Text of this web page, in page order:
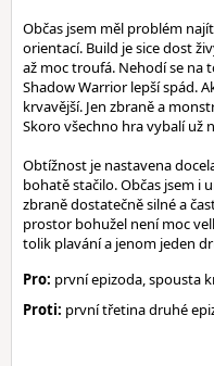
Občas jsem měl problém
orientací. Build je sice dost
až moc troufá. Nehodí se na
Shadow Warrior lepší spád.
krvavější. Jen zbraně a
Skoro všechno hra vybalí už
Obtížnost je nastavena
bohatě stačilo. Občas jsem i
zbraně dostatečně silné a
prostor bohužel není moc
tolik plavání a jenom jeden
Pro: první epizoda, spousta
Proti: první třetina druhé